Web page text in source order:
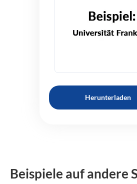
Herunterladen
Beispiele auf andere